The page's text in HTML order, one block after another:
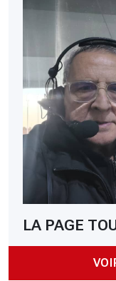
LA PAGE